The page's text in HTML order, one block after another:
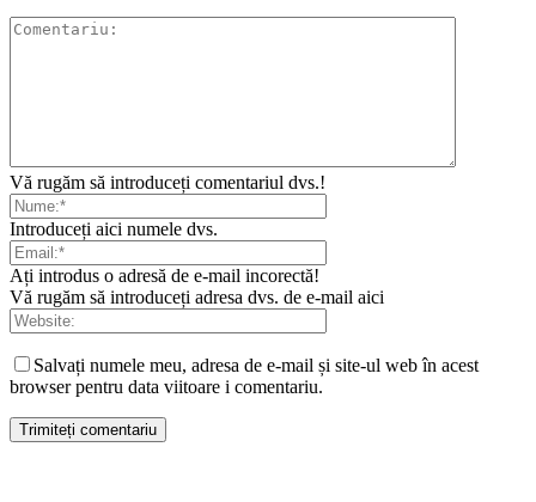
Vă rugăm să introduceți comentariul dvs.!
Introduceți aici numele dvs.
Ați introdus o adresă de e-mail incorectă!
Vă rugăm să introduceți adresa dvs. de e-mail aici
Salvați numele meu, adresa de e-mail și site-ul web în acest
browser pentru data viitoare i comentariu.